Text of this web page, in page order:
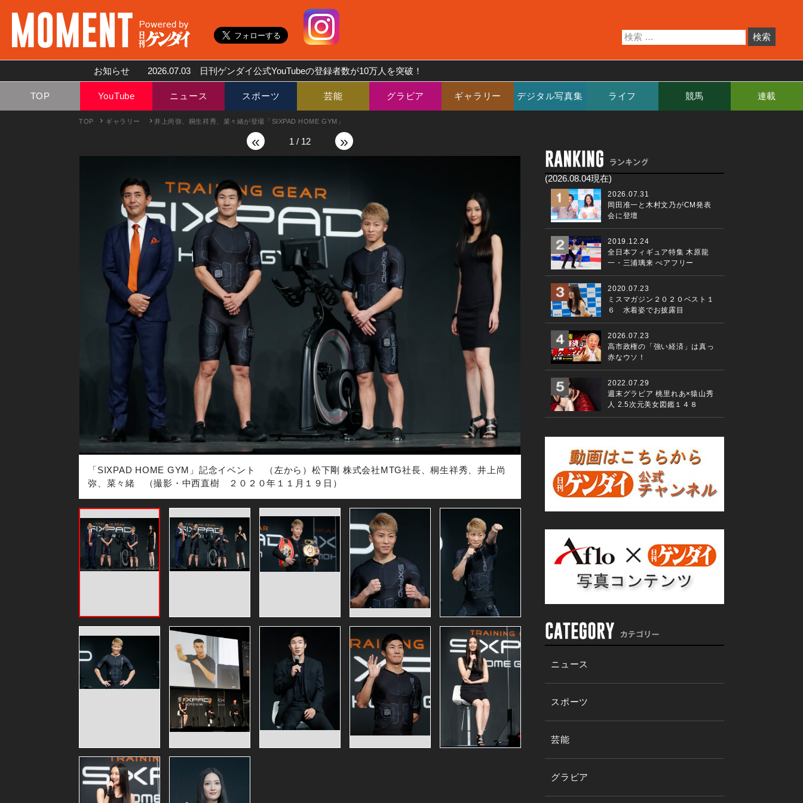
お知らせ 2026.07.03 日刊ゲンダイ公式YouTubeの登録者数が10万人を突破！
TOP YouTube ニュース スポーツ 芸能 グラビア ギャラリー デジタル写真集 ライフ 競馬 連載
TOP ギャラリー 井上尚弥、桐生祥秀、菜々緒が登場「SIXPAD HOME GYM」
«
「SIXPAD HOME GYM」記念イベント （左から）松下剛 株式会社MTG社長、桐生祥秀、井上尚
弥、菜々緒 （撮影・中西直樹 ２０２０年１１月１９日）
「SIXPAD HOME GYM」記念イベント （左から）松下剛 株
弥、菜々緒 （撮影・中西直樹 ２０２０年１１月１９日）
»
1 / 12
(2026.08.04現在)
2026.07.31
岡田准一と木村文乃がCM発表
会に登壇
2019.12.24
全日本フィギュア特集 木原龍
一・三浦璃来 ぺアフリー
2020.07.23
ミスマガジン２０２０ベスト１
６ 水着姿でお披露目
2026.07.23
高市政権の「強い経済」は真っ
赤なウソ！
2022.07.29
週末グラビア 桃里れあ×猿山秀
人 2.5次元美女図鑑１４８
ニュース
スポーツ
芸能
グラビア